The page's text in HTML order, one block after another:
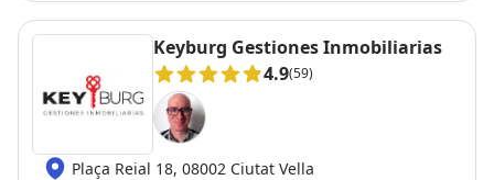
recomiendo trabajar con ella a cualquier persona
que busque un agente inmobiliario de confianza.
Keyburg Gestiones Inmobiliarias
4.9(59)
Plaça Reial 18, 08002 Ciutat Vella